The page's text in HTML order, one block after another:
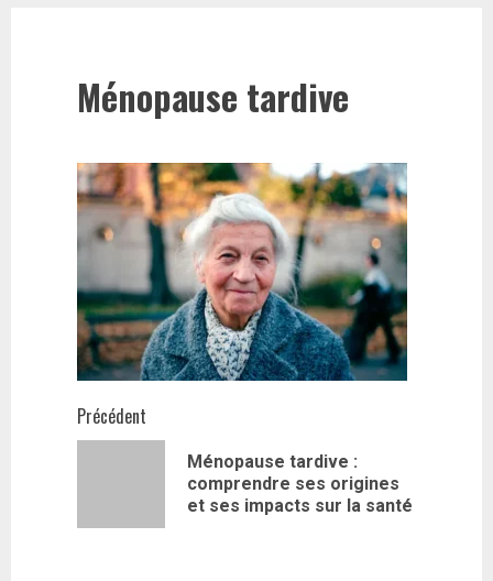
Ménopause tardive
Navigation
Précédent
Ménopause tardive :
comprendre ses origines
et ses impacts sur la santé